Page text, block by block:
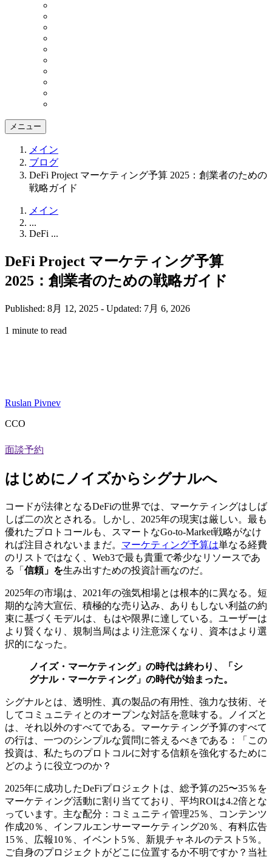
メニュー
メイン
ブログ
DeFi Project マーケティング予算 2025：創業者のための
戦略ガイド
メイン
...
DeFi ...
DeFi Project マーケティング予算
2025：創業者のための戦略ガイド
Published: 8月 12, 2025 - Updated: 7月 6, 2026
1 minute to read
Ruslan Pivnev
CCO
面談予約
はじめにノイズからシグナルへ
コードが法律となるDeFiの世界では、マーケティングはしば
しば二の次とされる。しかし、2025年の現実は厳しい。最も
優れたプロトコールも、スマートなGo-to-Market戦略がなけ
れば注目されないままだ。 マーケティング予算は単なる経費
のリストではなく、Web3で最も貴重で希少なリソースであ
る「 信頼」を生み出すための投資計画なのだ。
2025年の市場は、2021年の強気相場とは根本的に異なる。短
期的な誇大宣伝、積極的な売り込み、ありもしない利益の約
束に基づくモデルは、もはや限界に達している。ユーザーは
より賢くなり、規制当局はより注意深くなり、資本はより選
択的になった。
ノイズ・マーケティング」の時代は終わり、「シ
グナル・マーケティング」の時代が始まった。
シグナルとは、透明性、真の製品の有用性、強力な技術、そ
してコミュニティとのオープンな対話を意味する。ノイズと
は、それ以外のすべてである。マーケティング予算のすべて
の行は、一つのシンプルな質問に答えるべきである：「この
投資は、私たちのプロトコルに対する信頼を強化するために
どのように役立つのか？
2025年に成功したDeFiプロジェクトは、総予算の25〜35％を
マーケティング活動に割り当てており、平均ROIは4.2倍とな
っています。主な配分：コミュニティ管理25％、コンテンツ
作成20％、インフルエンサーマーケティング20％、有料広告
15％、広報10％、イベント5％、新規チャネルのテスト5％。
ご自身のプロジェクトがどこに位置するか不明ですか？当社